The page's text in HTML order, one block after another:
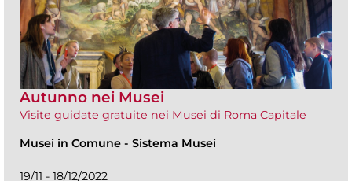
Autunno nei Musei
Visite guidate gratuite nei Musei di Roma Capitale
Musei in Comune - Sistema Musei
19/11 - 18/12/2022